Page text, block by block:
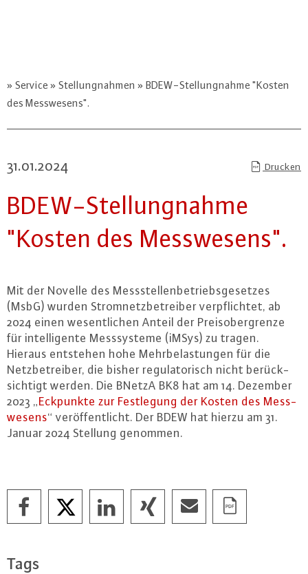
Service Stellungnahmen
BDEW-Stellungnahme "Kosten
des Messwesens".
31.01.2024 Drucken
BDEW-Stel­lung­nah­me
"Kosten des Mess­we­sens".
Mit der Novelle des Mess­stel­len­be­triebs­ge­set­zes
(MsbG) wurden Strom­netz­be­trei­ber ver­pflich­tet, ab
2024 einen we­sent­li­chen Anteil der Preis­ober­gren­ze
für in­tel­li­gen­te Mess­sys­te­me (iMSys) zu tragen.
Hieraus entstehen hohe Mehr­be­las­tun­gen für die
Netz­be­trei­ber, die bisher re­gu­la­to­risch nicht be­rück­
sich­tigt werden. Die BNetzA BK8 hat am 14. Dezember
2023 „Eckpunkte zur Fest­le­gung der Kosten des Mess­
we­sens“ ver­öf­fent­licht. Der BDEW hat hierzu am 31.
Januar 2024 Stellung genommen.
Tags